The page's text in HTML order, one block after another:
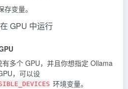
变量。
多个 GPU，并且你想指定 Ollama
，可以设
环境变量。